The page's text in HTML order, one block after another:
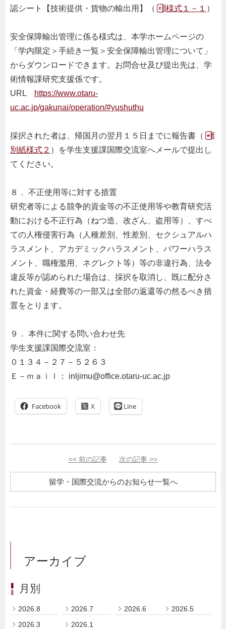
認シート【技術提供・貨物の輸出用】（ 様式１－１ ）
安全保障輸出管理に係る様式は、本学ホームページの
「学内限定＞手続き一覧＞安全保障輸出管理について」
からダウンロードできます。お問合せ及び提出先は、学
術情報課研究支援係です。
URL
https://www.otaru-
uc.ac.jp/gakunai/operation/#yushuthu
採択された者は、帰国月の翌月１５日までに報告書（
別紙様式２ ）を学生支援課国際交流室へメールで提出し
てください。
８． 不正使用等に対する措置
研究者等による競争的資金等の不正使用等や教育研究活
動における不正行為（ねつ造、改ざん、盗用等）、すべ
ての人権侵害行為（人種差別、性差別、セクシュアルハ
ラスメント、アカデミックハラスメント、パワーハラス
メント、職権濫用、ネグレクト等）等の非違行為、法令
違反等が認められた場合は、採択を取消し、既に配分さ
れた資金・経費等の一部又は全部の返還等の然るべき措
置をとります。
９． 本件に関する問い合わせ先
学生支援課国際交流室：
０１３４－２７－５２６３
Ｅ－ｍａｉｌ： inljimu@office.otaru-uc.ac.jp
Facebook Line
<< 前の記事 次の記事 >>
留学・国際交流からのお知らせ一覧へ
アーカイブ
月別
2026.8 2026.7 2026.6
2026.5
2026.3
2026.1